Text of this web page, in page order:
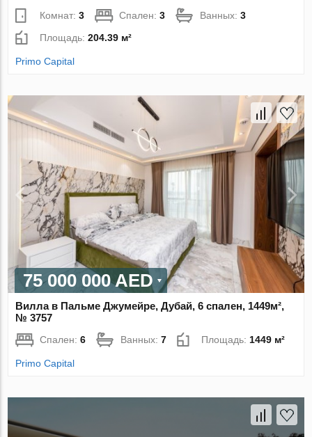
Комнат:3 Спален:3 Ванных:3
Площадь:204.39 м²
Primo Capital
75 000 000 AED
Вилла в Пальме Джумейре, Дубай, 6 спален, 1449м²,
№ 3757
Спален:6 Ванных:7 Площадь: 1449 м²
Primo Capital